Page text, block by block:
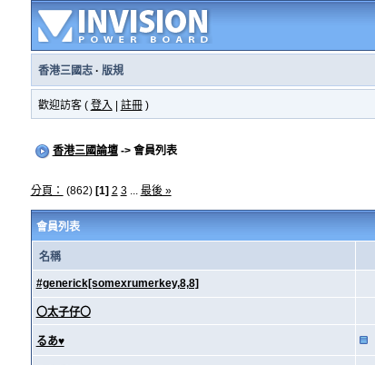
香港三國志· 版規
歡迎訪客 ( 登入 註冊)
香港三國論壇-> 會員列表
分頁： (862) [1] 2 3... 最後 »
會員列表
名稱
#generick[somexrumerkey,8,8]
〇太子仔〇
るあ♥